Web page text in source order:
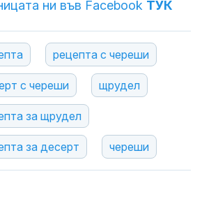
ни във Facebook ТУК
рецепта с череши
с череши щрудел
за щрудел
за десерт череши